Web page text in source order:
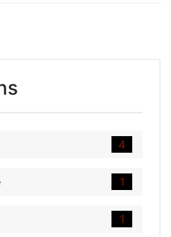
4
1
1